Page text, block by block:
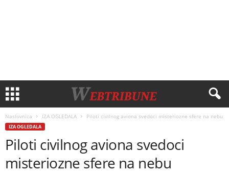
Naslovnica IZA OGLEDALA Piloti civilnog aviona svedoci misteriozne sfere na nebu
IZA OGLEDALA
Piloti civilnog aviona svedoci
misteriozne sfere na nebu